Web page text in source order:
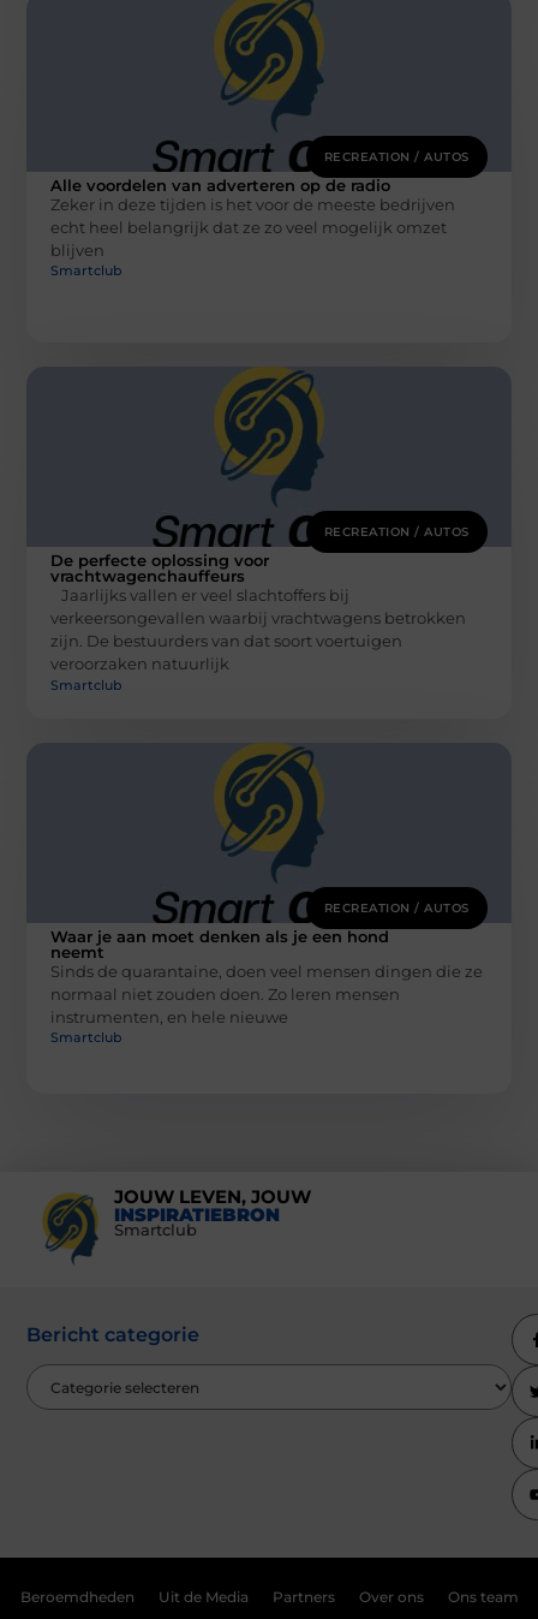
RECREATION / AUTOS
Alle voordelen van adverteren op de radio
Zeker in deze tijden is het voor de meeste bedrijven
echt heel belangrijk dat ze zo veel mogelijk omzet
blijven
Smartclub
RECREATION / AUTOS
De perfecte oplossing voor
vrachtwagenchauffeurs
Jaarlijks vallen er veel slachtoffers bij
verkeersongevallen waarbij vrachtwagens betrokken
zijn. De bestuurders van dat soort voertuigen
veroorzaken natuurlijk
Smartclub
RECREATION / AUTOS
Waar je aan moet denken als je een hond
neemt
Sinds de quarantaine, doen veel mensen dingen die ze
normaal niet zouden doen. Zo leren mensen
instrumenten, en hele nieuwe
Smartclub
JOUW LEVEN, JOUW
INSPIRATIEBRON
Smartclub
Bericht categorie
Beroemdheden Uit de Media Partners Over ons Ons team